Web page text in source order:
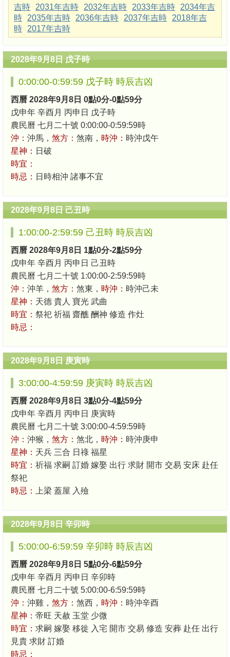
吉時
2031年吉時 2032年吉時 2033年吉時
2034年吉
時
2035年吉時 2036年吉時 2037年吉時
2018年吉
時
2017年吉時
2028年9月8日 戊子時
0:00:00-0:59:59 戊子時 時辰吉凶
西曆 2028年9月8日 0點0分-0點59分
戊申年 辛酉月 丙申日 戊子時
農民曆 七月二十號 0:00:00-0:59:59時
沖： 沖馬， 煞方： 煞南， 時沖： 時沖戊午
星神： 日破
時宜：
時忌： 日時相沖 諸事不宜
2028年9月8日 己丑時
1:00:00-2:59:59 己丑時 時辰吉凶
西曆 2028年9月8日 1點0分-2點59分
戊申年 辛酉月 丙申日 己丑時
農民曆 七月二十號 1:00:00-2:59:59時
沖： 沖羊， 煞方： 煞東， 時沖： 時沖己未
星神： 天德 貴人 寶光 武曲
時宜： 祭祀 祈福 齋醮 酬神 修造 作灶
時忌：
2028年9月8日 庚寅時
3:00:00-4:59:59 庚寅時 時辰吉凶
西曆 2028年9月8日 3點0分-4點59分
戊申年 辛酉月 丙申日 庚寅時
農民曆 七月二十號 3:00:00-4:59:59時
沖： 沖猴， 煞方： 煞北， 時沖： 時沖庚申
星神： 天兵 三合 日祿 福星
時宜： 祈福 求嗣 訂婚 嫁娶 出行 求財 開市 交易 安床 赴任
祭祀
時忌：
上梁 蓋屋 入殮
2028年9月8日 辛卯時
5:00:00-6:59:59 辛卯時 時辰吉凶
西曆 2028年9月8日 5點0分-6點59分
戊申年 辛酉月 丙申日 辛卯時
農民曆 七月二十號 5:00:00-6:59:59時
沖： 沖雞， 煞方： 煞西， 時沖： 時沖辛酉
星神： 帝旺 天赦 玉堂 少微
時宜： 求嗣 嫁娶 移徙 入宅 開市 交易 修造 安葬 赴任 出行
見貴 求財 訂婚
時忌：